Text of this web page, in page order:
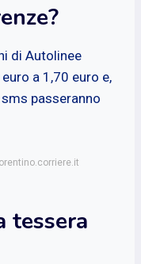
di Autolinee
a 1,70 euro e,
passeranno
tessera